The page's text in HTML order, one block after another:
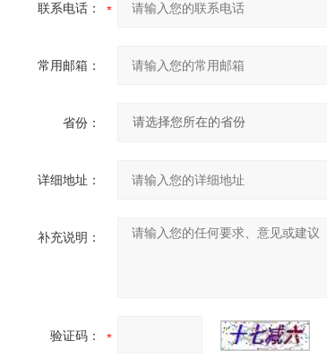
联系电话：
常用邮箱：
省份：
详细地址：
补充说明：
验证码：